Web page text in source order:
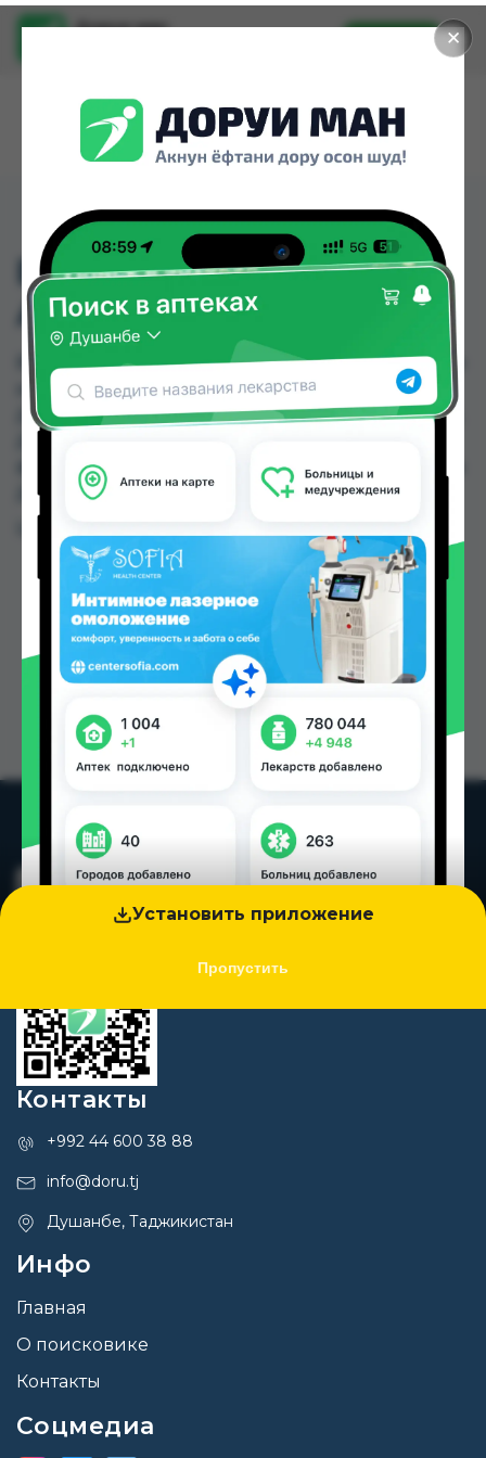
✕
Установить приложение
Пропустить
Доруи ман
Установить
ВИНПОЦЕТИН 2МЛ
АМП №10
ВИНПОЦЕТИН 2МЛ АМП №10 можно купить или
заказать в аптеках, Дорухона Бародарон,
Дорухона Махсус, Дорухона махсус (Якачинор),
фарм 7, Махсус по цене от 2.90 TJS до 16.00 TJS в
Душанбе и других городах Таджикистана
Контакты
+992 44 600 38 88
info@doru.tj
Душанбе, Таджикистан
Инфо
Главная
О поисковике
Контакты
Соцмедиа